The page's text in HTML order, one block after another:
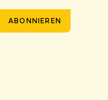
ABONNIEREN